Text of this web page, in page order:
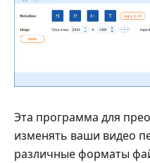
Эта программа для
изменять ваши видео
различные форматы